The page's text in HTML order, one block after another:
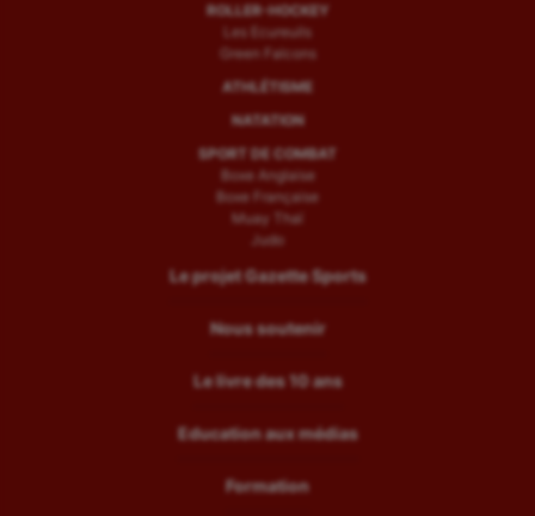
ROLLER-HOCKEY
Les Ecureuils
Green Falcons
ATHLÉTISME
NATATION
SPORT DE COMBAT
Boxe Anglaise
Boxe Française
Muay Thaï
Judo
Le projet Gazette Sports
Nous soutenir
Le livre des 10 ans
Education aux médias
Formation